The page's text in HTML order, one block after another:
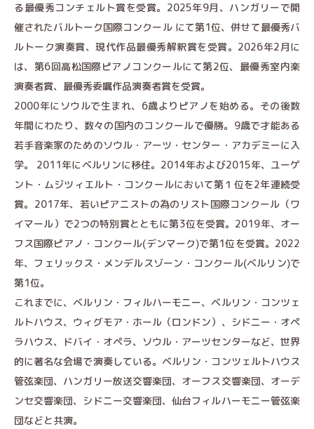
る最優秀コンチェルト賞を受賞。2025年9月、ハンガリーで開
催されたバルトーク国際コンクール にて第1位、併せて最優秀バ
ルトーク演奏賞、現代作品最優秀解釈賞を受賞。2026年2月に
は、第6回高松国際ピアノコンクールにて第2位、最優秀室内楽
演奏者賞、最優秀委嘱作品演奏者賞を受賞。
2000年にソウルで生まれ、6歳よりピアノを始める。その後数
年間にわたり、数々の国内のコンクールで優勝。9歳で才能ある
若手音楽家のためのソウル・アーツ・センター・アカデミーに入
学。 2011年にベルリンに移住。2014年および2015年、ユーゲ
ント・ムジツィエルト・コンクールにおいて第１位を2年連続受
賞。2017年、若いピアニストの為のリスト国際コンクール（ワ
イマール）で2つの特別賞とともに第3位を受賞。2019年、オー
フス国際ピアノ・コンクール(デンマーク)で第1位を受賞。2022
年、フェリックス・メンデルスゾーン・コンクール(ベルリン)で
第1位。
これまでに、ベルリン・フィルハーモニー、ベルリン・コンツェ
ルトハウス、ウィグモア・ホール（ロンドン）、シドニー・オペ
ラハウス、ドバイ・オペラ、ソウル・アーツセンターなど、世界
的に著名な会場で演奏している。ベルリン・コンツェルトハウス
管弦楽団、ハンガリー放送交響楽団、オーフス交響楽団、オーデ
ンセ交響楽団、シドニー交響楽団、仙台フィルハーモニー管弦楽
団などと共演。